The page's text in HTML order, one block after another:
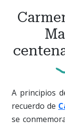
A principios
recuerdo de
se